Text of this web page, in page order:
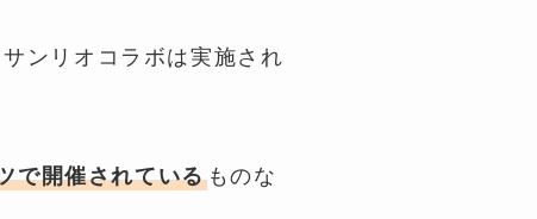
ンリオコラボは実施され
で開催されているものな